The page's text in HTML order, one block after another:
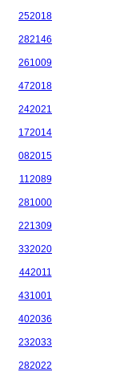
252018
282146
261009
472018
242021
172014
082015
112089
281000
221309
332020
442011
431001
402036
232033
282022